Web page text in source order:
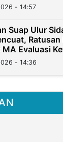
- 14:57
Suap Ulur
MA Evaluasi
- 14:36